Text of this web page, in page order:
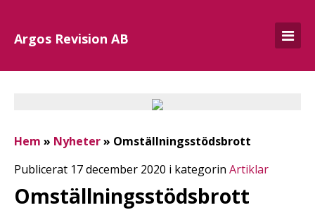
Argos Revision AB
Hem » Nyheter» Omställningsstödsbrott
Publicerat 17 december 2020 i kategorin Artiklar
Omställningsstödsbrott